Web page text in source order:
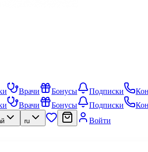
Врачи Бонусы Подписки
Врачи Бонусы Подписки
ru Войти